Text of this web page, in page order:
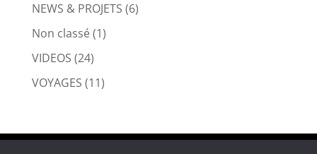
NEWS & PROJETS (6)
Non classé(1)
VIDEOS (24)
VOYAGES (11)